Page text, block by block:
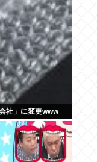
社」に変更www